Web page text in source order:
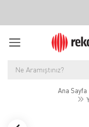
Ana Sayfa